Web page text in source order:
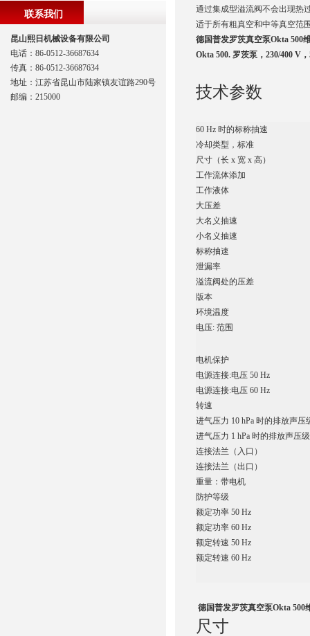
通过集成型溢流阀不会出现热
适于所有粗真空和中等真空范
德国普发罗茨真空泵Okta 500
Okta 500. 罗茨泵，230/400 V
技术参数
60 Hz 时的标称抽速
冷却类型，标准
尺寸（长 x 宽 x 高）
工作流体添加
工作液体
大压差
大名义抽速
小名义抽速
标称抽速
泄漏率
溢流阀处的压差
版本
环境温度
电压: 范围
电机保护
电源连接:电压 50 Hz
电源连接:电压 60 Hz
转速
进气压力 10 hPa 时的排放声压
进气压力 1 hPa 时的排放声压
连接法兰（入口）
连接法兰（出口）
重量：带电机
防护等级
额定功率 50 Hz
额定功率 60 Hz
额定转速 50 Hz
额定转速 60 Hz
德国普发罗茨真空泵Okta 500
尺寸
联系我们
昆山熙日机械设备有限公司
电话：86-0512-36687634
传真：86-0512-36687634
地址：江苏省昆山市陆家镇友谊路290号
邮编：215000